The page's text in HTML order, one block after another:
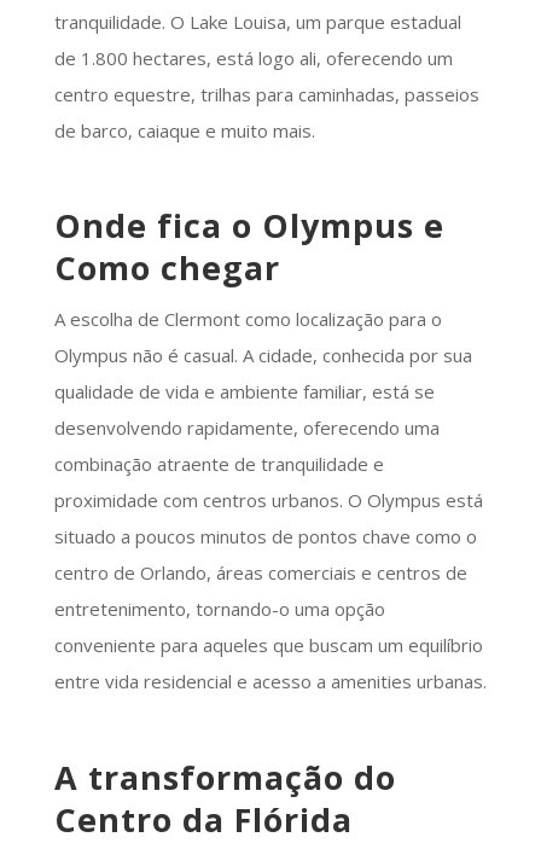
tranquilidade. O Lake Louisa, um parque estadual
de 1.800 hectares, está logo ali, oferecendo um
centro equestre, trilhas para caminhadas, passeios
de barco, caiaque e muito mais.
Onde fica o Olympus e
Como chegar
A escolha de Clermont como localização para o
Olympus não é casual. A cidade, conhecida por sua
qualidade de vida e ambiente familiar, está se
desenvolvendo rapidamente, oferecendo uma
combinação atraente de tranquilidade e
proximidade com centros urbanos. O Olympus está
situado a poucos minutos de pontos chave como o
centro de Orlando, áreas comerciais e centros de
entretenimento, tornando-o uma opção
conveniente para aqueles que buscam um equilíbrio
entre vida residencial e acesso a amenities urbanas.
A transformação do
Centro da Flórida